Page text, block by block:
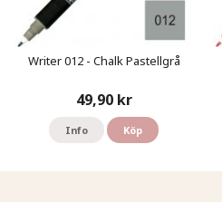
Writer 012 - Chalk Pastellgrå
49,90 kr
Info Köp